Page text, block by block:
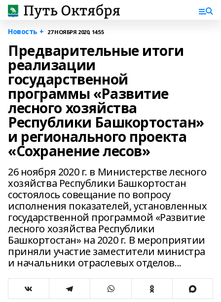
Новость + 27 НОЯБРЯ 2020, 14:55
Предварительные итоги
реализации
государственной
программы «Развитие
лесного хозяйства
Республики Башкортостан»
и регионального проекта
«Сохранение лесов»
26 ноября 2020 г. в Министерстве лесного
хозяйства Республики Башкортостан
состоялось совещание по вопросу
исполнения показателей, установленных
государственной программой «Развитие
лесного хозяйства Республики
Башкортостан» на 2020 г. В мероприятии
приняли участие заместители министра
и начальники отраслевых отделов...